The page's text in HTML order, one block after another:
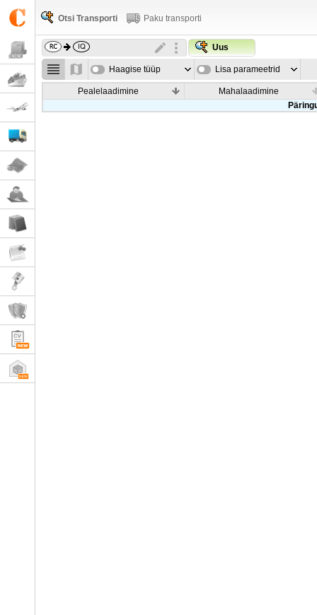
Otsi Transporti Paku transporti
Uus
Haagise tüüp Lisa parameetrid
Pealelaadimine
Mahalaadimine